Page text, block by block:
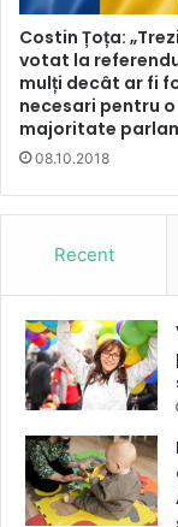
Costin Țoța:
votat la
mulți decât ar fi
necesari pentru o
majoritate
08.10.2018
Recent